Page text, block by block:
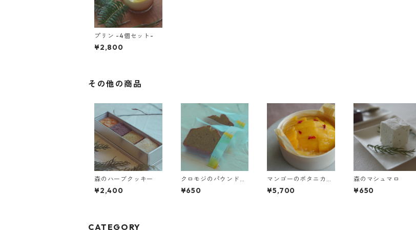
プリン -4個セット-
¥2,800
その他の商品
森のハーブクッキー
¥2,400
クロモジのパウンドケ
ーキ（カット）
¥650
マンゴーのボタニカル
チーズケーキ
¥5,700
森のマシュマロ
¥650
CATEGORY